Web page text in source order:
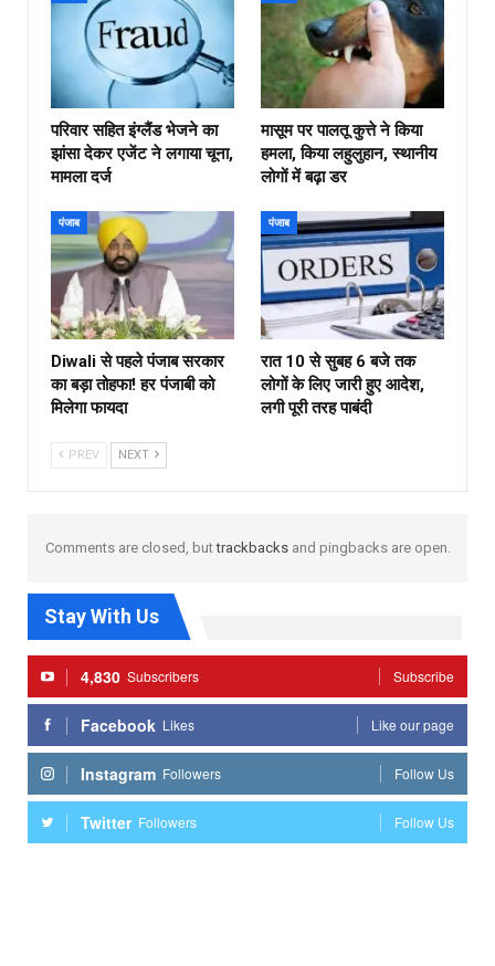
परिवार सहित इंग्लैंड भेजने का
झांसा देकर एजेंट ने लगाया चूना,
मामला दर्ज
मासूम पर पालतू कुत्ते ने किया
हमला, किया लहुलुहान, स्थानीय
लोगों में बढ़ा डर
पंजाब
Diwali से पहले पंजाब सरकार
का बड़ा तोहफा! हर पंजाबी को
मिलेगा फायदा
पंजाब
रात 10 से सुबह 6 बजे तक
लोगों के लिए जारी हुए आदेश,
लगी पूरी तरह पाबंदी
PREV NEXT
Comments are closed, buttrackbacksand pingbacks are open.
Stay With Us
4,830 Subscribers Subscribe
Facebook Likes Like our page
Instagram Followers Follow Us
Twitter Followers Follow Us